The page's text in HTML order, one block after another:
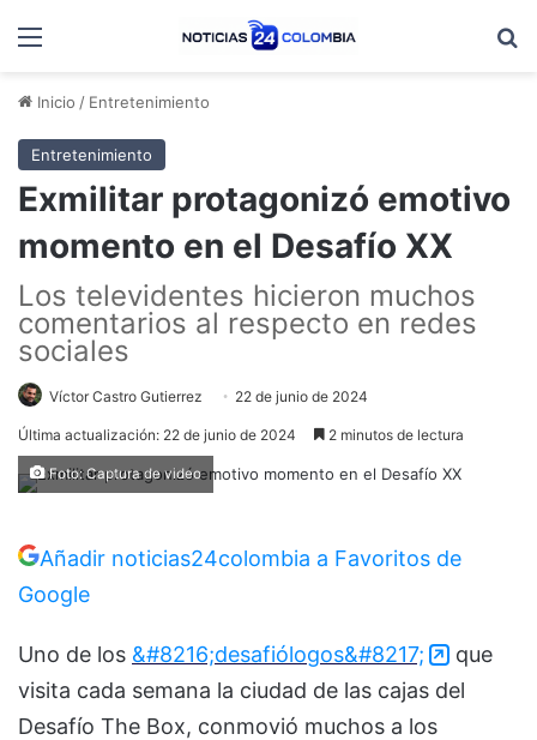
Menú
Inicio / Entretenimiento
Entretenimiento
Exmilitar protagonizó emotivo
momento en el Desafío XX
Los televidentes hicieron muchos
comentarios al respecto en redes
sociales
Víctor Castro Gutierrez 22 de junio de 2024
Última actualización: 22 de junio de 2024 2 minutos de lectura
Foto: Captura de video
Añadir noticias24colombia a Favoritos de
Google
Uno de los &#8216;desafiólogos&#8217;
que
visita cada semana la ciudad de las cajas del
Desafío The Box, conmovió muchos a los